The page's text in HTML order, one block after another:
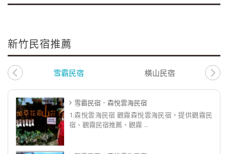
新竹民宿推薦
雪霸民宿 橫山民宿
雪霸民宿．森悅雲海民宿
1.森悅雲海民宿 觀霧森悅雲海民宿，提供觀霧民
宿、觀霧民宿推薦、觀霧 ...